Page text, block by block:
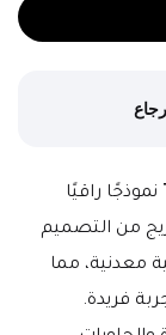
فريدة.